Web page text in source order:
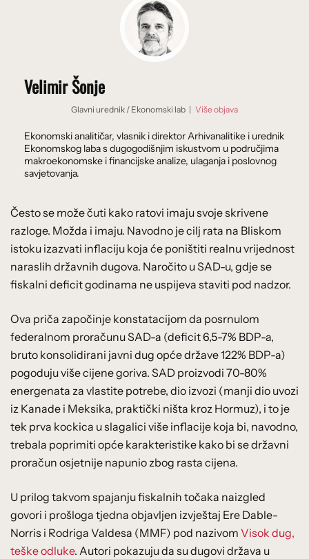
Velimir Šonje
Glavni urednik / Ekonomski lab | Više objava
Ekonomski analitičar, vlasnik i direktor Arhivanalitike i urednik
Ekonomskog laba s dugogodišnjim iskustvom u područjima
makroekonomske i financijske analize, ulaganja i poslovnog
savjetovanja.
Često se može čuti kako ratovi imaju svoje skrivene
razloge. Možda i imaju. Navodno je cilj rata na Bliskom
istoku izazvati inflaciju koja će poništiti realnu vrijednost
naraslih državnih dugova. Naročito u SAD-u, gdje se
fiskalni deficit godinama ne uspijeva staviti pod nadzor.
Ova priča započinje konstatacijom da posrnulom
federalnom proračunu SAD-a (deficit 6,5-7% BDP-a,
bruto konsolidirani javni dug opće države 122% BDP-a)
pogoduju više cijene goriva. SAD proizvodi 70-80%
energenata za vlastite potrebe, dio izvozi (manji dio uvozi
iz Kanade i Meksika, praktički ništa kroz Hormuz), i to je
tek prva kockica u slagalici više inflacije koja bi, navodno,
trebala poprimiti opće karakteristike kako bi se državni
proračun osjetnije napunio zbog rasta cijena.
U prilog takvom spajanju fiskalnih točaka naizgled
govori i prošloga tjedna objavljen izvještaj Ere Dable-
Norris i Rodriga Valdesa (MMF) pod nazivom Visok dug,
teške odluke. Autori pokazuju da su dugovi država u